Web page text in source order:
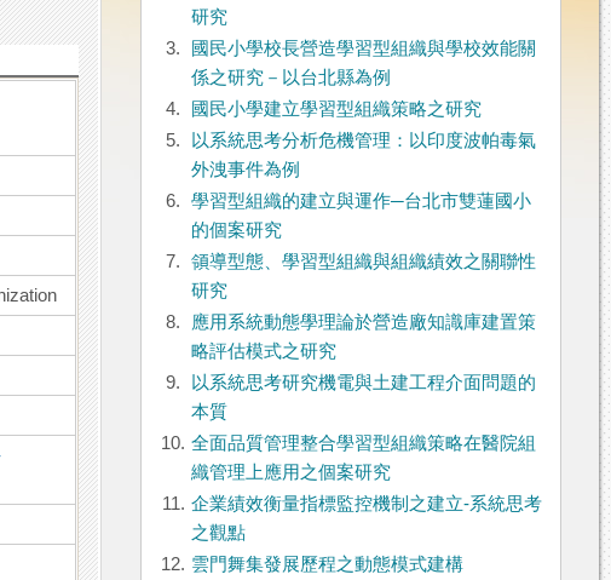
研究
3.
國民小學校長營造學習型組織與學校效能關
係之研究－以台北縣為例
4.
國民小學建立學習型組織策略之研究
5.
以系統思考分析危機管理：以印度波帕毒氣
外洩事件為例
6.
學習型組織的建立與運作─台北市雙蓮國小
的個案研究
7.
領導型態、學習型組織與組織績效之關聯性
研究
8.
應用系統動態學理論於營造廠知識庫建置策
略評估模式之研究
9.
以系統思考研究機電與土建工程介面問題的
本質
10. 全面品質管理整合學習型組織策略在醫院組
織管理上應用之個案研究
11. 企業績效衡量指標監控機制之建立-系統思考
之觀點
12. 雲門舞集發展歷程之動態模式建構